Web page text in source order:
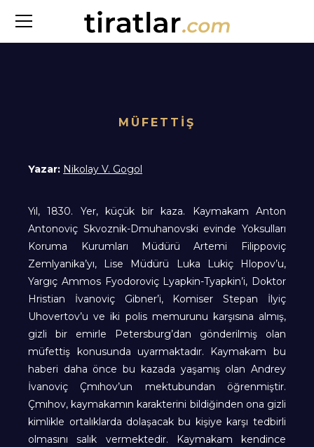
MÜFETTİŞ
Yazar: Nikolay V. Gogol
Yıl, 1830. Yer, küçük bir kaza. Kaymakam Anton
Antonoviç Skvoznik-Dmuhanovski evinde Yoksulları
Koruma Kurumları Müdürü Artemi Filippoviç
Zemlyanika’yı, Lise Müdürü Luka Lukiç Hlopov’u,
Yargıç Ammos Fyodoroviç Lyapkin-Tyapkin’i, Doktor
Hristian İvanoviç Gibner’i, Komiser Stepan İlyiç
Uhovertov’u ve iki polis memurunu karşısına almış,
gizli bir emirle Petersburg’dan gönderilmiş olan
müfettiş konusunda uyarmaktadır. Kaymakam bu
haberi daha önce bu kazada yaşamış olan Andrey
İvanoviç Çmıhov’un mektubundan öğrenmiştir.
Çmıhov, kaymakamın karakterini bildiğinden ona gizli
kimlikle ortalıklarda dolaşacak bu kişiye karşı tedbirli
olmasını salık vermektedir. Kaymakam kendince